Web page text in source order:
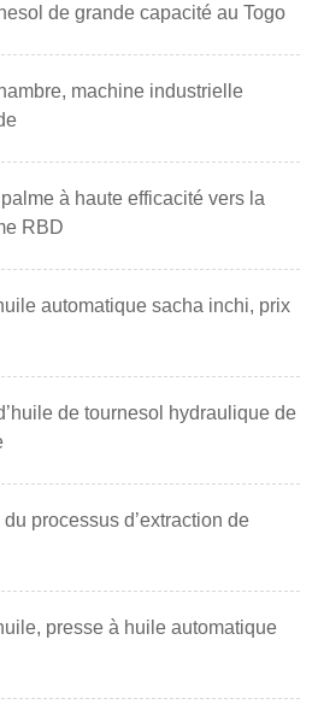
de grande capacité au Togo
machine industrielle
à haute efficacité vers la
RBD
automatique sacha inchi, prix
de tournesol hydraulique de
processus d’extraction de
presse à huile automatique